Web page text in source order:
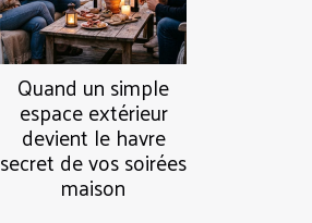
Quand un simple
espace extérieur
devient le havre
secret de vos soirées
maison